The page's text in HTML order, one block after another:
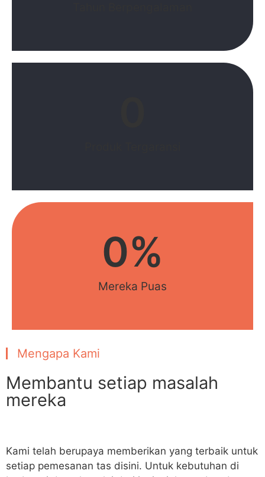
Mereka Puas
0%
Mengapa Kami
Membantu setiap masalah
mereka
Kami telah berupaya memberikan yang terbaik untuk
setiap pemesanan tas disini. Untuk kebutuhan di